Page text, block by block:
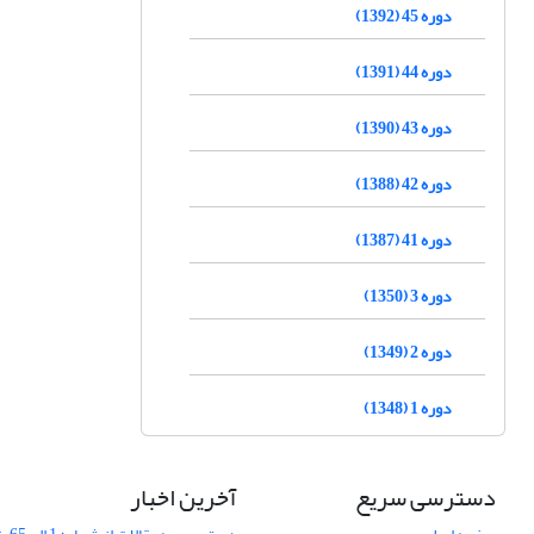
دوره 45 (1392)
دوره 44 (1391)
دوره 43 (1390)
دوره 42 (1388)
دوره 41 (1387)
دوره 3 (1350)
دوره 2 (1349)
دوره 1 (1348)
دسترسی سریع آخرین اخبار